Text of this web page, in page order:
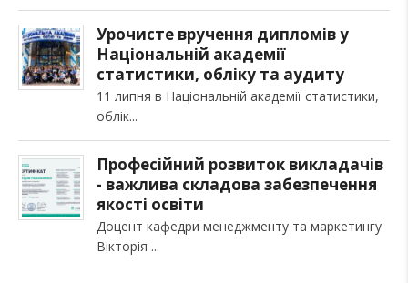
Урочисте вручення дипломів у
Національній академії
статистики, обліку та аудиту
11 липня в Національній академії статистики,
облік
Професійний розвиток викладачів
- важлива складова забезпечення
якості освіти
Доцент кафедри менеджменту та маркетингу
Вікторія